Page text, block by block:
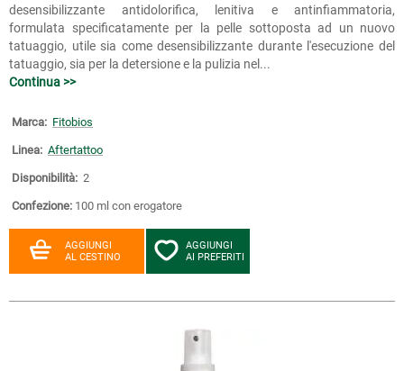
desensibilizzante antidolorifica, lenitiva e antinfiammatoria,
formulata specificatamente per la pelle sottoposta ad un nuovo
tatuaggio, utile sia come desensibilizzante durante l'esecuzione del
tatuaggio, sia per la detersione e la pulizia nel...
Continua >>
Marca: Fitobios
Linea: Aftertattoo
Disponibilità: 2
Confezione: 100 ml con erogatore
AGGIUNGI
AL CESTINO
AGGIUNGI
AI PREFERITI